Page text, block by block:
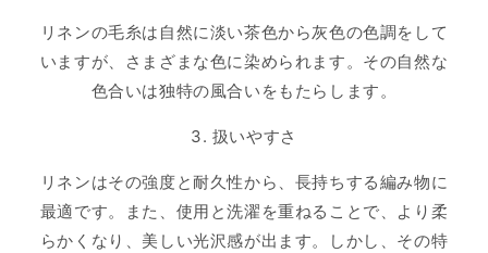
リネンの毛糸は自然に淡い茶色から灰色の色調をして
いますが、さまざまな色に染められます。その自然な
色合いは独特の風合いをもたらします。
3. 扱いやすさ
リネンはその強度と耐久性から、長持ちする編み物に
最適です。また、使用と洗濯を重ねることで、より柔
らかくなり、美しい光沢感が出ます。しかし、その特